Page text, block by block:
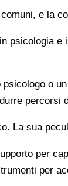
e la
psicologia e
o
percorsi
La sua
per
per